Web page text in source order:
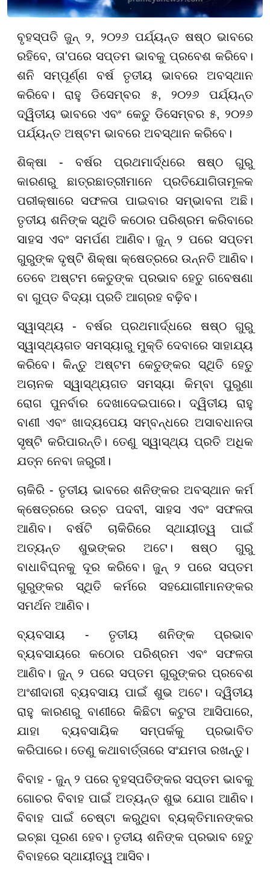
ବୃହସ୍ପତି ଜୁନ୍ ୨, ୨୦୨୬ ପର୍ଯ୍ୟନ୍ତ ଷଷ୍ଠ ଭାବରେ
ରହିବେ, ତା'ପରେ ସପ୍ତମ ଭାବକୁ ପ୍ରବେଶ କରିବେ।
ଶନି ସମ୍ପୂର୍ଣ୍ଣ ବର୍ଷ ତୃତୀୟ ଭାବରେ ଅବସ୍ଥାନ
କରିବେ। ରାହୁ ଡିସେମ୍ବର ୫, ୨୦୨୬ ପର୍ଯ୍ୟନ୍ତ
ଦ୍ୱିତୀୟ ଭାବରେ ଏବଂ କେତୁ ଡିସେମ୍ବର ୫, ୨୦୨୬
ପର୍ଯ୍ୟନ୍ତ ଅଷ୍ଟମ ଭାବରେ ଅବସ୍ଥାନ କରିବେ।
ଶିକ୍ଷା - ବର୍ଷର ପ୍ରଥମାର୍ଦ୍ଧରେ ଷଷ୍ଠ ଗୁରୁ
କାରଣରୁ ଛାତ୍ରଛାତ୍ରୀମାନେ ପ୍ରତିଯୋଗିତାମୂଳକ
ପରୀକ୍ଷାରେ ସଫଳତା ପାଇବାର ସମ୍ଭାବନା ଅଛି।
ତୃତୀୟ ଶନିଙ୍କ ସ୍ଥିତି କଠୋର ପରିଶ୍ରମ କରିବାରେ
ସାହସ ଏବଂ ସମର୍ପଣ ଆଣିବ। ଜୁନ୍ ୨ ପରେ ସପ୍ତମ
ଗୁରୁଙ୍କ ଦୃଷ୍ଟି ଶିକ୍ଷା କ୍ଷେତ୍ରରେ ଉନ୍ନତି ଆଣିବ।
ତେବେ ଅଷ୍ଟମ କେତୁଙ୍କ ପ୍ରଭାବ ହେତୁ ଗବେଷଣା
ବା ଗୁପ୍ତ ବିଦ୍ୟା ପ୍ରତି ଆଗ୍ରହ ବଢ଼ିବ।
ସ୍ୱାସ୍ଥ୍ୟ - ବର୍ଷର ପ୍ରଥମାର୍ଦ୍ଧରେ ଷଷ୍ଠ ଗୁରୁ
ସ୍ୱାସ୍ଥ୍ୟଗତ ସମସ୍ୟାରୁ ମୁକ୍ତି ଦେବାରେ ସାହାଯ୍ୟ
କରିବେ। କିନ୍ତୁ ଅଷ୍ଟମ କେତୁଙ୍କର ସ୍ଥିତି ହେତୁ
ଅଚାନକ ସ୍ୱାସ୍ଥ୍ୟଗତ ସମସ୍ୟା କିମ୍ବା ପୁରୁଣା
ରୋଗ ପୁନର୍ବାର ଦେଖାଦେଇପାରେ। ଦ୍ୱିତୀୟ ରାହୁ
ବାଣୀ ଏବଂ ଖାଦ୍ୟପେୟ ସମ୍ବନ୍ଧରେ ଅସାବଧାନତା
ସୃଷ୍ଟି କରିପାରନ୍ତି। ତେଣୁ ସ୍ୱାସ୍ଥ୍ୟ ପ୍ରତି ଅଧିକ
ଯତ୍ନ ନେବା ଜରୁରୀ।
ଚାକିରି - ତୃତୀୟ ଭାବରେ ଶନିଙ୍କର ଅବସ୍ଥାନ କର୍ମ
କ୍ଷେତ୍ରରେ ଉଚ୍ଚ ପଦବୀ, ସାହସ ଏବଂ ସଫଳତା
ଆଣିବ। ବର୍ଷଟି ଚାକିରିରେ ସ୍ଥାୟୀତ୍ୱ ପାଇଁ
ଅତ୍ୟନ୍ତ ଶୁଭଙ୍କର ଅଟେ। ଷଷ୍ଠ ଗୁରୁ
ବାଧାବିଘ୍ନକୁ ଦୂର କରିବେ। ଜୁନ୍ ୨ ପରେ ସପ୍ତମ
ଗୁରୁଙ୍କର ସ୍ଥିତି କର୍ମରେ ସହଯୋଗୀମାନଙ୍କର
ସମର୍ଥନ ଆଣିବ।
ବ୍ୟବସାୟ - ତୃତୀୟ ଶନିଙ୍କ ପ୍ରଭାବ
ବ୍ୟବସାୟରେ କଠୋର ପରିଶ୍ରମ ଏବଂ ସଫଳତା
ଆଣିବ। ଜୁନ୍ ୨ ପରେ ସପ୍ତମ ଗୁରୁଙ୍କର ପ୍ରବେଶ
ଅଂଶୀଦାରୀ ବ୍ୟବସାୟ ପାଇଁ ଶୁଭ ଅଟେ। ଦ୍ୱିତୀୟ
ରାହୁ କାରଣରୁ ବାଣୀରେ କିଛିଟା କଟୁତା ଆସିପାରେ,
ଯାହା ବ୍ୟବସାୟିକ ସମ୍ପର୍କକୁ ପ୍ରଭାବିତ
କରିପାରେ। ତେଣୁ କଥାବାର୍ତ୍ତାରେ ସଂଯମତା ରଖନ୍ତୁ।
ବିବାହ - ଜୁନ୍ ୨ ପରେ ବୃହସ୍ପତିଙ୍କର ସପ୍ତମ ଭାବକୁ
ଗୋଚର ବିବାହ ପାଇଁ ଅତ୍ୟନ୍ତ ଶୁଭ ଯୋଗ ଆଣିବ।
ବିବାହ ପାଇଁ ଚେଷ୍ଟା କରୁଥିବା ବ୍ୟକ୍ତିମାନଙ୍କର
ଇଚ୍ଛା ପୂରଣ ହେବ। ତୃତୀୟ ଶନିଙ୍କ ପ୍ରଭାବ ହେତୁ
ବିବାହରେ ସ୍ଥାୟୀତ୍ୱ ଆସିବ।